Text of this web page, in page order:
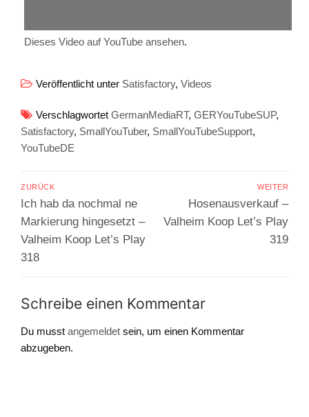
Dieses Video auf YouTube ansehen.
Veröffentlicht unter Satisfactory, Videos
Verschlagwortet GermanMediaRT, GERYouTubeSUP,
Satisfactory, SmallYouTuber, SmallYouTubeSupport,
YouTubeDE
Beitragsnavigation
ZURÜCK
Vorheriger
Beitrag:
Ich hab da nochmal ne
Markierung hingesetzt –
Valheim Koop Let’s Play
318
WEITER
Nächster
Beitrag:
Hosenausverkauf –
Valheim Koop Let’s Play
319
Schreibe einen Kommentar
Du musst angemeldet sein, um einen Kommentar
abzugeben.